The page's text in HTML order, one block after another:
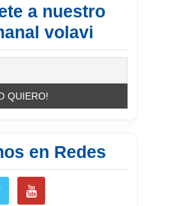
a nuestro
volavi
en Redes